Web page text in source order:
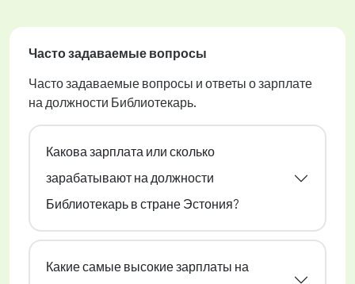
Часто задаваемые вопросы
Часто задаваемые вопросы и ответы о зарплате
на должности Библиотекарь.
Какова зарплата или сколько
зарабатывают на должности
Библиотекарь в стране Эстония?
Какие самые высокие зарплаты на